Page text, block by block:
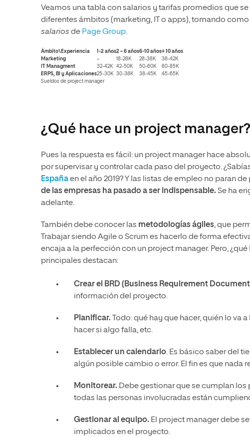
Veamos una tabla con salarios y tarifas promedios que
diferentes ámbitos (marketing, IT o apps), tomando como
salarios de Page Group.
Ámbito\Experiencia 1-2 años2 – 6 años6-10 años+ 10 años
Marketing
– 18-28K 28-38K
38-42K
IT Managment
32-42K 42-50K 50-60K
60-85K
ERPS, BI y Aplicaciones25-30K 30-38K 38-45K
45-65K
Sueldos de project manager
¿Qué hace un project
Pues la respuesta es fácil: un project manager hace
por supervisar y controlar cada paso del proyecto.
Españaen el año 2019? Y las listas de empleo no paran
de las empresas ha pasado a ser indispensable. Se ha
adelante.
También debe conocer las metodologías ágiles, que
Trabajar siendo Agile o Scrum es hacerlo de forma
encaja a la perfección con un project manager. Pero,
principales destacan:
Crear el BRD (Business Requirement
información del proyecto.
Planificar. Todo: qué hay que hacer, quién lo va
hacer si algo falla, etc.
Establecer un calendario. Es básico saber del
algún posible cambio o error. El fin es que nada
Monitorear. Debe gestionar que se cumplan
todas las personas involucradas están
Gestionar al equipo. El project manager debe
implicados en el proyecto.